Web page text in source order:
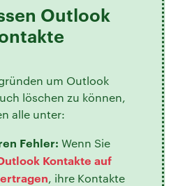
Outlook
um Outlook
löschen zu können,
alle unter:
Fehler: Wenn Sie
Kontakte auf
, ihre Kontakte